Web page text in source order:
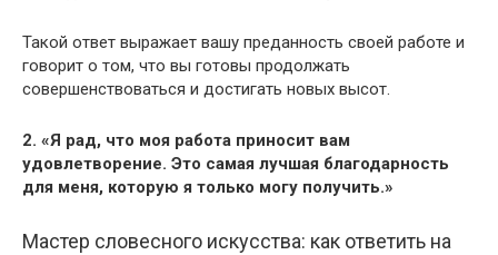
Такой ответ выражает вашу преданность своей работе и
говорит о том, что вы готовы продолжать
совершенствоваться и достигать новых высот.
2. «Я рад, что моя работа приносит вам
удовлетворение. Это самая лучшая благодарность
для меня, которую я только могу получить.»
Мастер словесного искусства: как ответить на